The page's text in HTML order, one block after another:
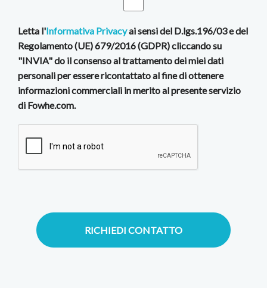
Letta l'Informativa Privacyai sensi del D.lgs.196/03 e del
Regolamento (UE) 679/2016 (GDPR) cliccando su
"INVIA" do il consenso al trattamento dei miei dati
personali per essere ricontattato al fine di ottenere
informazioni commerciali in merito al presente servizio
di Fowhe.com.
RICHIEDI CONTATTO